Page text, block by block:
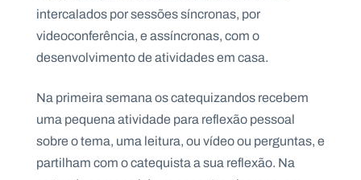
intercalados por sessões síncronas, por
videoconferência, e assíncronas, com o
desenvolvimento de atividades em casa.
Na primeira semana os catequizandos recebem
uma pequena atividade para reflexão pessoal
sobre o tema, uma leitura, ou vídeo ou perguntas, e
partilham com o catequista a sua reflexão. Na
l
e
tt
e